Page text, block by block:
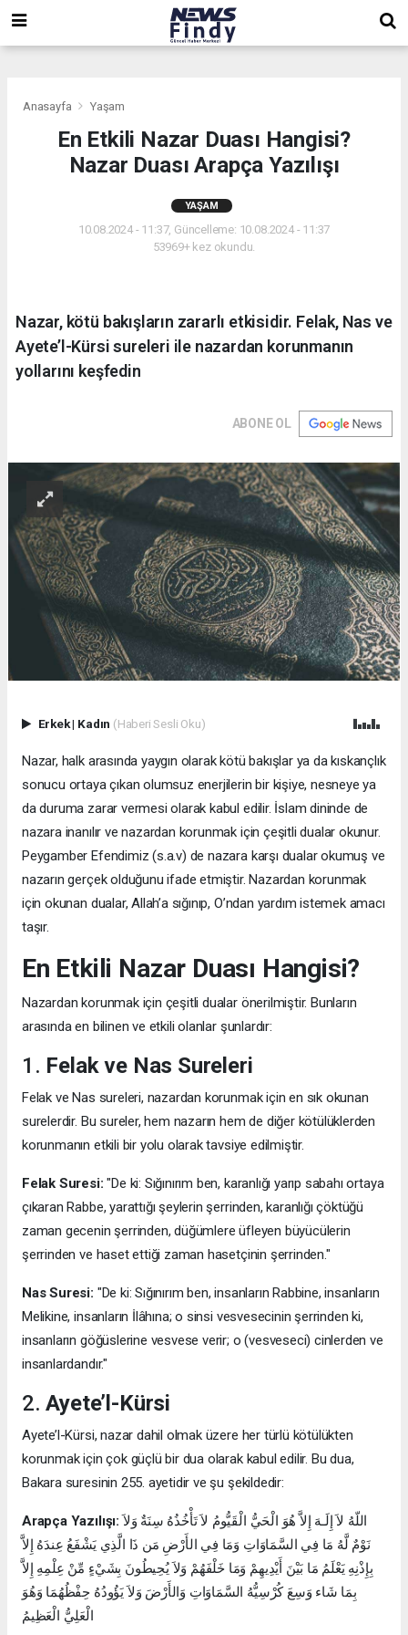
Anasayfa Yaşam
En Etkili Nazar Duası Hangisi?
Nazar Duası Arapça Yazılışı
YAŞAM
10.08.2024 - 11:37, Güncelleme: 10.08.2024 - 11:37
53969+ kez okundu.
Nazar, kötü bakışların zararlı etkisidir. Felak, Nas ve
Ayete’l-Kürsi sureleri ile nazardan korunmanın
yollarını keşfedin
ABONE OL
Erkek| Kadın (Haberi Sesli Oku)
Nazar, halk arasında yaygın olarak kötü bakışlar ya da kıskançlık
sonucu ortaya çıkan olumsuz enerjilerin bir kişiye, nesneye ya
da duruma zarar vermesi olarak kabul edilir. İslam dininde de
nazara inanılır ve nazardan korunmak için çeşitli dualar okunur.
Peygamber Efendimiz (s.a.v) de nazara karşı dualar okumuş ve
nazarın gerçek olduğunu ifade etmiştir. Nazardan korunmak
için okunan dualar, Allah’a sığınıp, O’ndan yardım istemek amacı
taşır.
En Etkili Nazar Duası Hangisi?
Nazardan korunmak için çeşitli dualar önerilmiştir. Bunların
arasında en bilinen ve etkili olanlar şunlardır:
1. Felak ve Nas Sureleri
Felak ve Nas sureleri, nazardan korunmak için en sık okunan
surelerdir. Bu sureler, hem nazarın hem de diğer kötülüklerden
korunmanın etkili bir yolu olarak tavsiye edilmiştir.
Felak Suresi: "De ki: Sığınırım ben, karanlığı yarıp sabahı ortaya
çıkaran Rabbe, yarattığı şeylerin şerrinden, karanlığı çöktüğü
zaman gecenin şerrinden, düğümlere üfleyen büyücülerin
şerrinden ve haset ettiği zaman hasetçinin şerrinden."
Nas Suresi: "De ki: Sığınırım ben, insanların Rabbine, insanların
Melikine, insanların İlâhına; o sinsi vesvesecinin şerrinden ki,
insanların göğüslerine vesvese verir; o (vesveseci) cinlerden ve
insanlardandır."
2.Ayete’l-Kürsi
Ayete’l-Kürsi, nazar dahil olmak üzere her türlü kötülükten
korunmak için çok güçlü bir dua olarak kabul edilir. Bu dua,
Bakara suresinin 255. ayetidir ve şu şekildedir:
Arapça Yazılışı:
نَوْمٌ لَّهُ مَا فِي السَّمَاوَاتِ وَمَا فِي الأَرْضِ مَن ذَا الَّذِي يَشْفَعُ عِندَهُ إِلاَّ
بِإِذْنِهِ يَعْلَمُ مَا بَيْنَ أَيْدِيهِمْ وَمَا خَلْفَهُمْ وَلاَ يُحِيطُونَ بِشَيْءٍ مِّنْ عِلْمِهِ إِلاَّ
بِمَا شَاء وَسِعَ كُرْسِيُّهُ السَّمَاوَاتِ وَالأَرْضَ وَلاَ يَؤُودُهُ حِفْظُهُمَا وَهُوَ
الْعَلِيُّ الْعَظِيمُ